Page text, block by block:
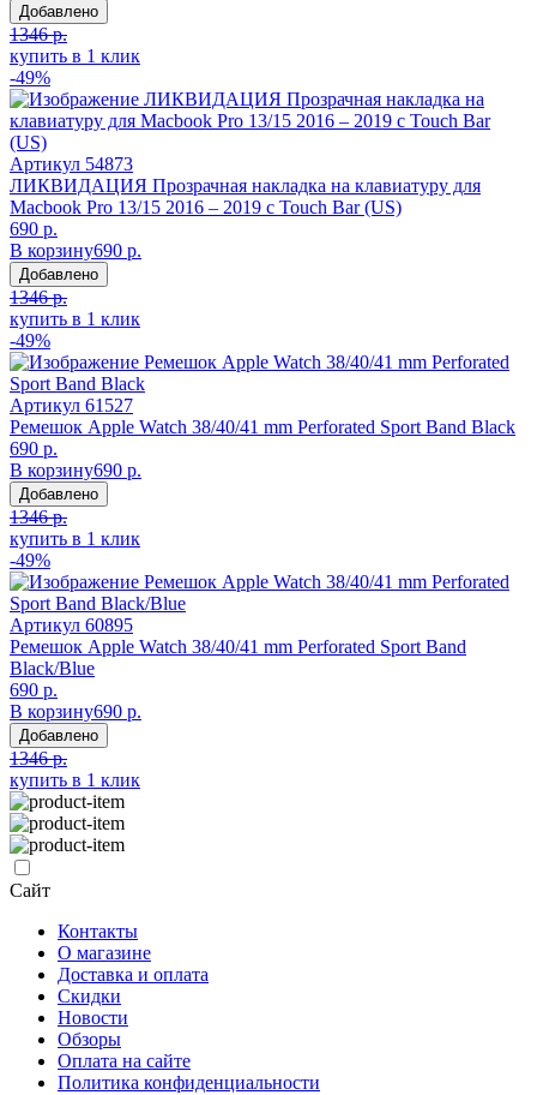
Добавлено
1346 р.
купить в 1 клик
-49%
Артикул 54873
ЛИКВИДАЦИЯ Прозрачная накладка на клавиатуру для
Macbook Pro 13/15 2016 – 2019 с Touch Bar (US)
690 р.
В корзину690 р.
Добавлено
1346 р.
купить в 1 клик
-49%
Артикул 61527
Ремешок Apple Watch 38/40/41 mm Perforated Sport Band Black
690 р.
В корзину690 р.
Добавлено
1346 р.
купить в 1 клик
-49%
Артикул 60895
Ремешок Apple Watch 38/40/41 mm Perforated Sport Band
Black/Blue
690 р.
В корзину690 р.
Добавлено
1346 р.
купить в 1 клик
Сайт
Контакты
О магазине
Доставка и оплата
Скидки
Новости
Обзоры
Оплата на сайте
Политика конфиденциальности